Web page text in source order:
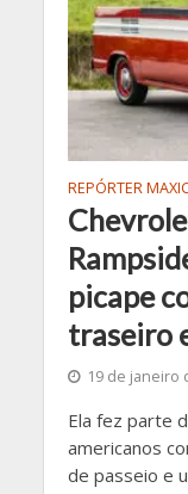
REPÓRTER
picape
traseiro
19 de janeiro
Ela fez parte
americanos
de passeio e